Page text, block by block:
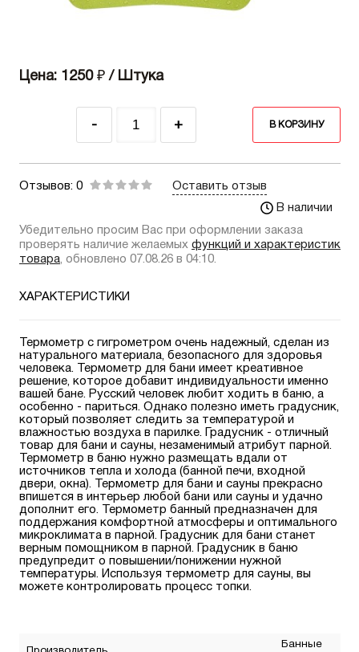
Цена: 1250 ₽ / Штука
- + В КОРЗИНУ
Отзывов: 0
Оставить отзыв
В наличии
Убедительно просим Вас при оформлении заказа
проверять наличие желаемых функций и характеристик
товара, обновлено 07.08.26 в 04:10.
ХАРАКТЕРИСТИКИ
Термометр с гигрометром очень надежный, сделан из
натурального материала, безопасного для здоровья
человека. Термометр для бани имеет креативное
решение, которое добавит индивидуальности именно
вашей бане. Русский человек любит ходить в баню, а
особенно - париться. Однако полезно иметь градусник,
который позволяет следить за температурой и
влажностью воздуха в парилке. Градусник - отличный
товар для бани и сауны, незаменимый атрибут парной.
Термометр в баню нужно размещать вдали от
источников тепла и холода (банной печи, входной
двери, окна). Термометр для бани и сауны прекрасно
впишется в интерьер любой бани или сауны и удачно
дополнит его. Термометр банный предназначен для
поддержания комфортной атмосферы и оптимального
микроклимата в парной. Градусник для бани станет
верным помощником в парной. Градусник в баню
предупредит о повышении/понижении нужной
температуры. Используя термометр для сауны, вы
можете контролировать процесс топки.
Банные